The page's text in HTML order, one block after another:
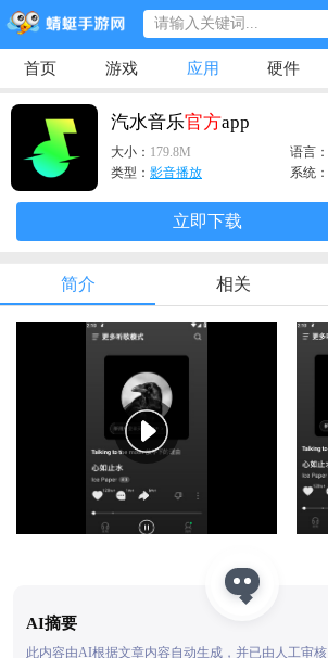
首页 游戏 应用 硬件
专题
汽水音乐官方app
大小： 179.8M 语言：
类型： 影音播放 系统：
立即下载
简介 相关
AI摘要
此内容由AI根据文章内容自动生成，并已由人工审核